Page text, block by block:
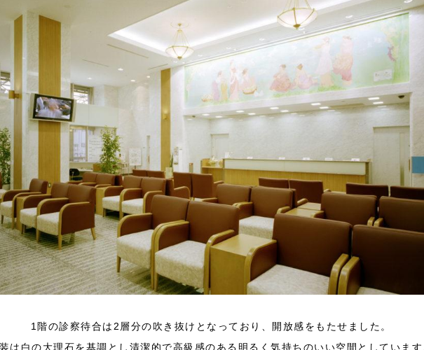
1階の診察待合は2層分の吹き抜けとなっており、開放感をもたせました。
は白の大理石を基調とし清潔的で高級感のある明るく気持ちのいい空間としていま